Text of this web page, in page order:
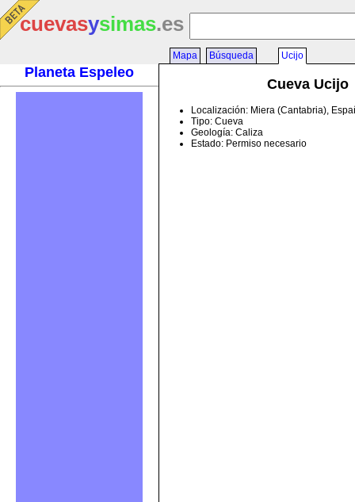
cuevasysimas.es
Planeta Espeleo
Mapa Búsqueda Ucijo
Cueva Ucijo
Localización: Miera (Cantabria),
Tipo: Cueva
Geología: Caliza
Estado: Permiso necesario